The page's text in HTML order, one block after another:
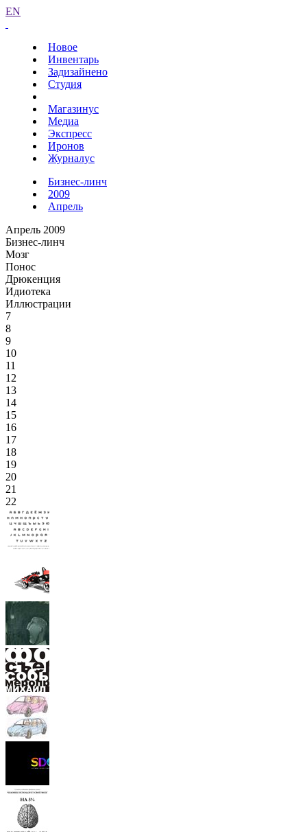
EN
Новое
Инвентарь
Задизайнено
Студия
Магазинус
Медиа
Экспресс
Иронов
Журналус
Бизнес-линч
2009
Апрель
Апрель 2009
Бизнес-линч
Мозг
Понос
Дрюкенция
Идиотека
Иллюстрации
7
8
9
10
11
12
13
14
15
16
17
18
19
20
21
22